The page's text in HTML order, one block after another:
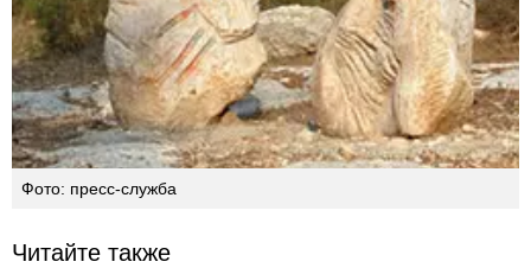
Фото: пресс-служба
Читайте также